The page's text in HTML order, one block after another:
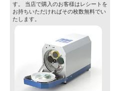
す。 当店で購入のお客様はレシートを
お持ちいただければその枚数無料でい
たします。